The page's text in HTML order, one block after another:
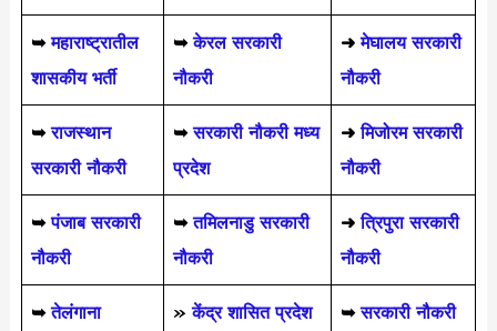
➥ महाराष्ट्रातील
शासकीय भर्ती
➥ केरल सरकारी
नौकरी
➜ मेघालय सरकारी
नौकरी
➥ राजस्थान
सरकारी नौकरी
➥सरकारी नौकरी मध्य
प्रदेश
➜मिजोरम सरकारी
नौकरी
➥ पंजाब सरकारी
नौकरी
➥ तमिलनाडु सरकारी
नौकरी
➜ त्रिपुरा सरकारी
नौकरी
➥तेलंगाना
»केंद्र शासित प्रदेश
➥ सरकारी नौकरी